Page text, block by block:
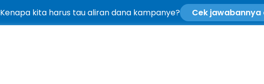
Kenapa kita harus tau aliran dana kampanye? Cek jawabannya